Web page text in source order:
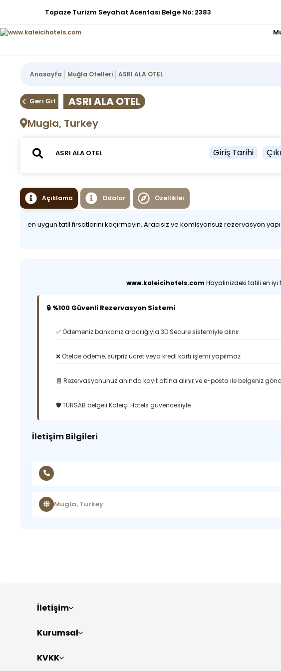
Topaze Turizm Seyahat Acentası Belge No: 2383
Anasayfa Muğla Otelleri ASRI ALA OTEL
Geri Git
ASRI ALA OTEL
Mugla, Turkey
Giriş Tarihi
Açıklama Odalar Özellikler
en uygun tatil fırsatlarını kaçırmayın. Aracısız ve komisyonsuz rezervasyon
www.kaleicihotels.com Hayalinizdeki tatili en iyi
🔒 %100 Güvenli Rezervasyon Sistemi
✅ Ödemeniz bankanız aracılığıyla 3D Secure sistemiyle alınır
❌ Otelde ödeme, sürpriz ücret veya kredi kartı işlemi yapılmaz
🧾 Rezervasyonunuz anında kayıt altına alınır ve e-posta ile belgeniz
🛡️ TÜRSAB belgeli Kaleiçi Hotels güvencesiyle
İletişim Bilgileri
Mugla, Turkey
İletişim
Kurumsal
KVKK